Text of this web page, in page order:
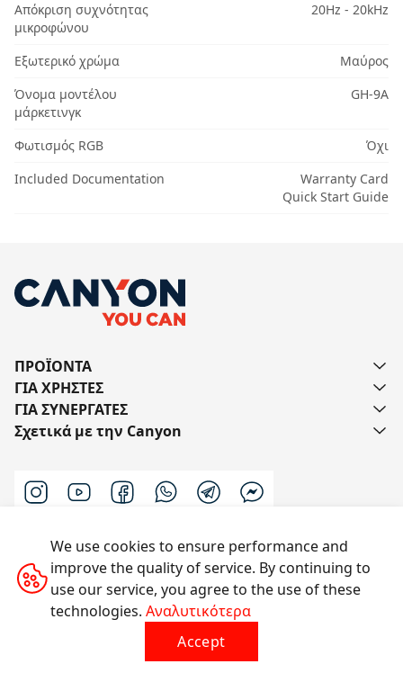
Απόκριση συχνότητας
μικροφώνου
20Hz - 20kHz
Εξωτερικό χρώμα
Μαύρος
Όνομα μοντέλου
μάρκετινγκ
GH-9A
Φωτισμός RGB
Όχι
Included Documentation
Warranty Card
Quick Start Guide
ΠΡΟΪΟΝΤΑ
ΓΙΑ ΧΡΗΣΤΕΣ
ΓΙΑ ΣΥΝΕΡΓΑΤΕΣ
Σχετικά με την Canyon
Επικοινωνήστε μαζί μας
Με την επιφύλαξη παντός δικαιώματος © 2014-2026
We use cookies to ensure performance and
improve the quality of service. By continuing to
use our service, you agree to the use of these
technologies. Αναλυτικότερα
Accept